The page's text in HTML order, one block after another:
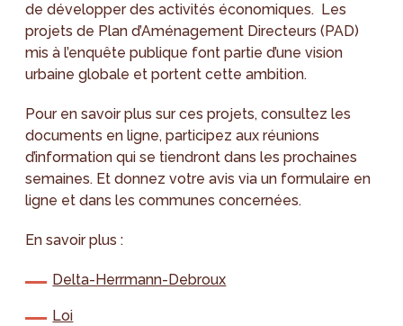
de développer des activités économiques. Les
projets de Plan d’Aménagement Directeurs (PAD)
mis à l’enquête publique font partie d’une vision
urbaine globale et portent cette ambition.
Pour en savoir plus sur ces projets, consultez les
documents en ligne, participez aux réunions
d’information qui se tiendront dans les prochaines
semaines. Et donnez votre avis via un formulaire en
ligne et dans les communes concernées.
En savoir plus :
Delta-Herrmann-Debroux
Loi